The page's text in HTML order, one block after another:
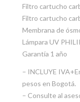
Filtro cartucho
Filtro cartucho
Membrana de
Lámpara UV
Garantía 1 año
– INCLUYE
pesos en Bogotá.
– Consulte al